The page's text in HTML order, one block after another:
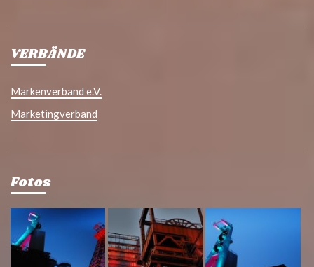
VERBÄNDE
Markenverband e.V.
Marketingverband
Fotos